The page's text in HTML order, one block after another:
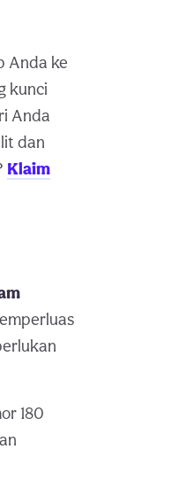
Anda ke
kunci
Anda
dan
Klaim
180